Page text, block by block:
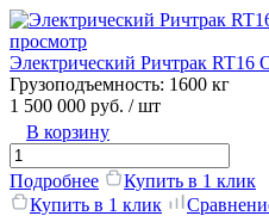
просмотр
Электрический Ричтрак RT16
Грузоподъемность: 1600 кг
1 500 000 руб. / шт
В корзину
Подробнее
Купить в 1 клик
Купить в 1 клик